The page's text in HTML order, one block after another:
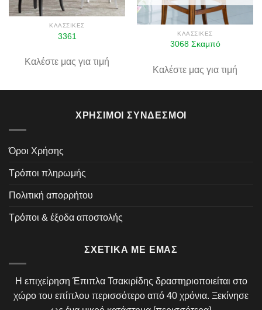
ΚΛΑΣΣΙΚΈΣ
3361
Καλέστε μας για τιμή
ΚΛΑΣΣΙΚΈΣ
3068 Σκαμπό
Καλέστε μας για τιμή
ΧΡΉΣΙΜΟΙ ΣΎΝΔΕΣΜΟΙ
Όροι Χρήσης
Τρόποι πληρωμής
Πολιτική απορρήτου
Τρόποι & έξοδα αποστολής
ΣΧΕΤΙΚΆ ΜΕ ΕΜΆΣ
Η επιχείρηση Έπιπλα Τσακιρίδης δραστηριοποιείται στο
χώρο του επίπλου περισσότερο από 40 χρόνια. Ξεκίνησε